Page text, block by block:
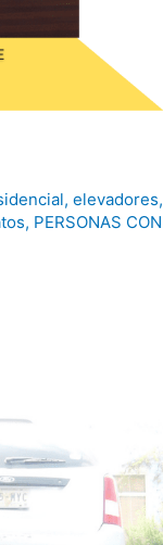
,elevadores,
, PERSONAS CON